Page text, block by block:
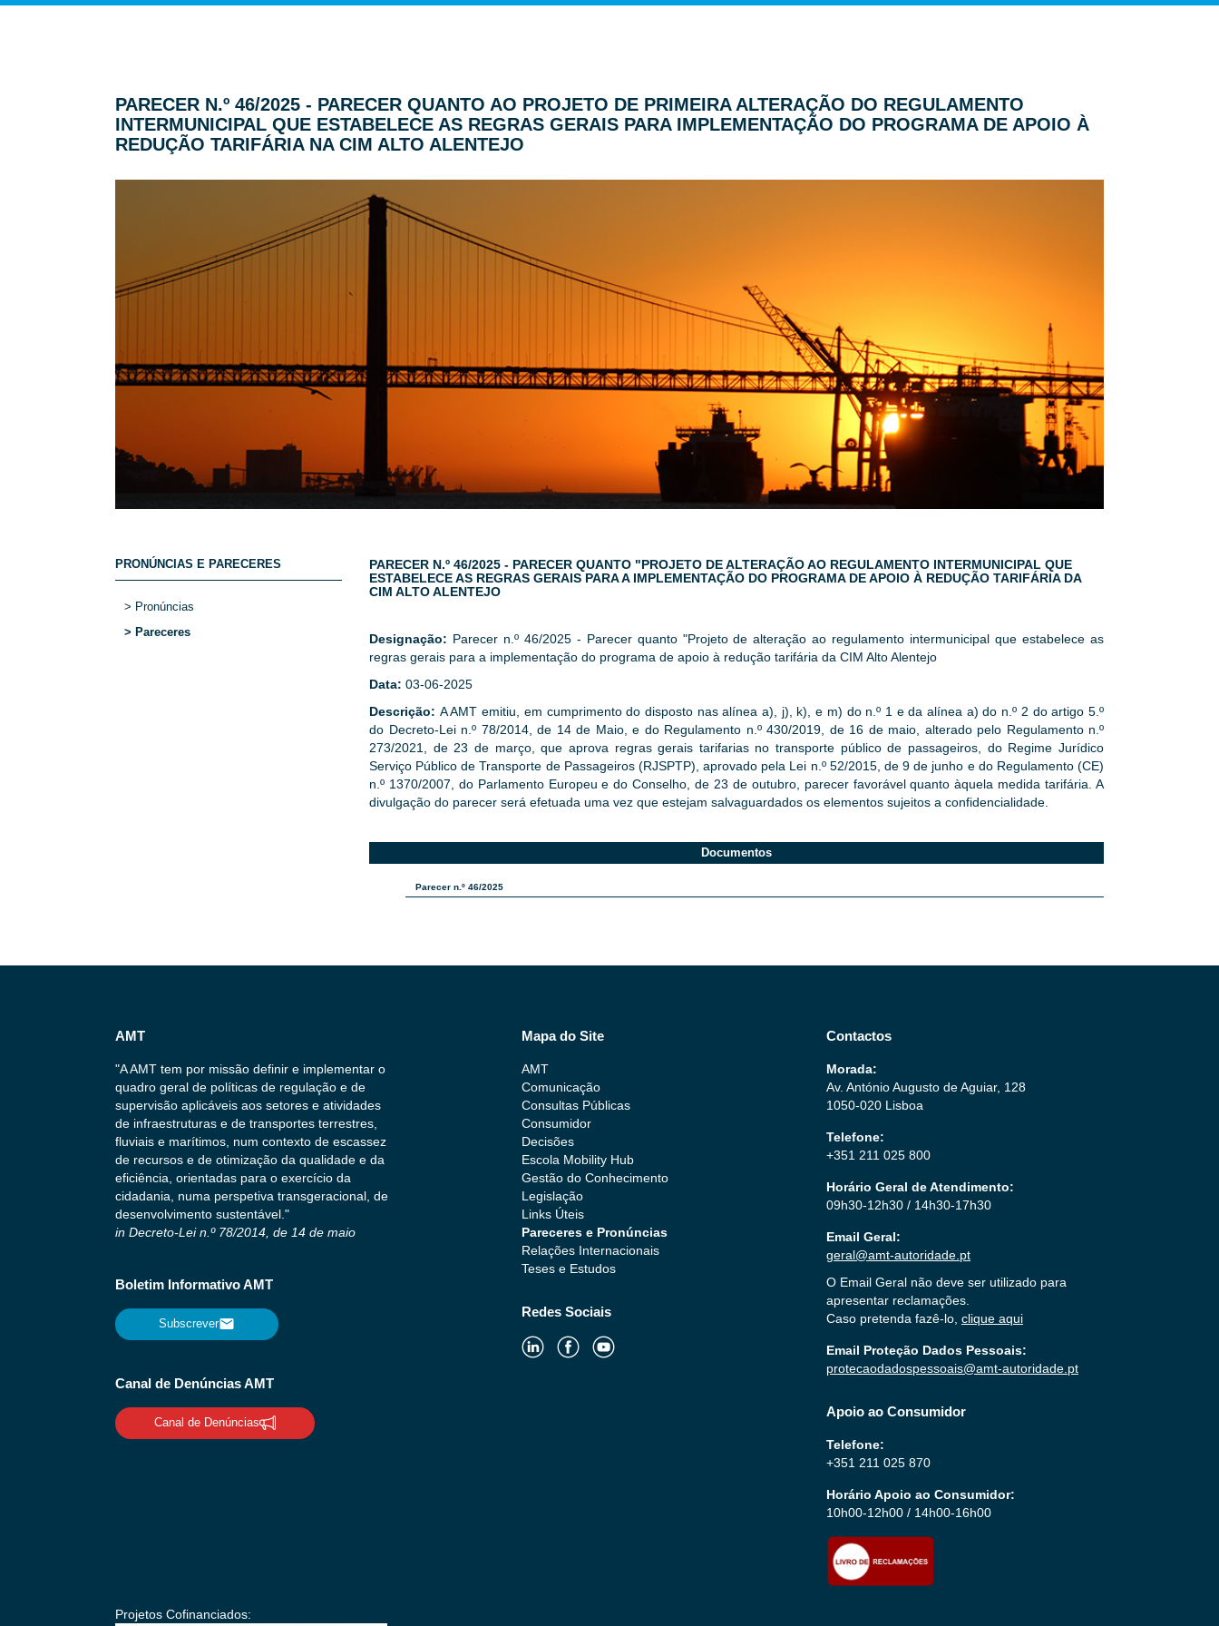
PARECER N.º 46/2025 - PARECER QUANTO AO PROJETO DE PRIMEIRA ALTERAÇÃO DO REGULAMENTO
INTERMUNICIPAL QUE ESTABELECE AS REGRAS GERAIS PARA IMPLEMENTAÇÃO DO PROGRAMA DE APOIO À
REDUÇÃO TARIFÁRIA NA CIM ALTO ALENTEJO
PRONÚNCIAS E PARECERES
> Pronúncias
> Pareceres
PARECER N.º 46/2025 - PARECER QUANTO "PROJETO DE ALTERAÇÃO AO REGULAMENTO INTERMUNICIPAL QUE
ESTABELECE AS REGRAS GERAIS PARA A IMPLEMENTAÇÃO DO PROGRAMA DE APOIO À REDUÇÃO TARIFÁRIA DA
CIM ALTO ALENTEJO
Designação: Parecer n.º 46/2025 - Parecer quanto "Projeto de alteração ao regulamento intermunicipal que estabelece as
regras gerais para a implementação do programa de apoio à redução tarifária da CIM Alto Alentejo
Data: 03-06-2025
Descrição: A AMT emitiu, em cumprimento do disposto nas alínea a), j), k), e m) do n.º 1 e da alínea a) do n.º 2 do artigo 5.º
do Decreto-Lei n.º 78/2014, de 14 de Maio, e do Regulamento n.º 430/2019, de 16 de maio, alterado pelo Regulamento n.º
273/2021, de 23 de março, que aprova regras gerais tarifarias no transporte público de passageiros, do Regime Jurídico
Serviço Público de Transporte de Passageiros (RJSPTP), aprovado pela Lei n.º 52/2015, de 9 de junho e do Regulamento (CE)
n.º 1370/2007, do Parlamento Europeu e do Conselho, de 23 de outubro, parecer favorável quanto àquela medida tarifária. A
divulgação do parecer será efetuada uma vez que estejam salvaguardados os elementos sujeitos a confidencialidade.
Documentos​
Parecer n.º 46/2025
AMT
"A AMT tem por missão definir e implementar o
quadro geral de políticas de regulação e de
supervisão aplicáveis aos setores e atividades
de infraestruturas e de transportes terrestres,
fluviais e marítimos, num contexto de escassez
de recursos e de otimização da qualidade e da
eficiência, orientadas para o exercício da
cidadania, numa perspetiva transgeracional, de
desenvolvimento sustentável."
in Decreto-Lei n.º 78/2014, de 14 de maio
Boletim Informativo AMT
Subscrever
Canal de Denúncias AMT
Canal de Denúncias
Mapa do Site
AMT
Comunicação
Consultas Públicas
Consumidor
Decisões
Escola Mobility Hub
Gestão do Conhecimento
Legislação
Links Úteis
Pareceres e Pronúncias
Relações Internacionais
Teses e Estudos
Redes Sociais
Contactos
Morada:
Av. António Augusto de Aguiar, 128
1050-020 Lisboa
Telefone:
+351 211 025 800
Horário Geral de Atendimento:
09h30-12h30 / 14h30-17h30
Email Geral:
geral@amt-autoridade.pt
O Email Geral não deve ser utilizado para
apresentar reclamações.
Caso pretenda fazê-lo, clique aqui
Email Proteção Dados Pessoais:
protecaodadospessoais@amt-autoridade.pt
Apoio ao Consumidor
Telefone:
+351 211 025 870
Horário Apoio ao Consumidor:
10h00-12h00 / 14h00-16h00
Projetos Cofinanciados: